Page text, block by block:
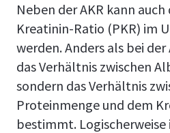
Neben der AKR kann
Kreatinin-Ratio (PKR) im
werden. Anders als bei
das Verhältnis zwischen
sondern das Verhältnis
Proteinmenge und dem
bestimmt. Logischerweise